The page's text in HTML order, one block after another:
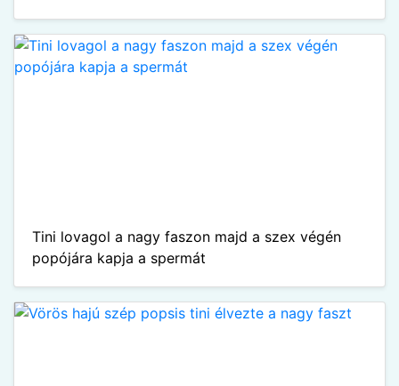
Tini lovagol a nagy faszon majd a szex végén
popójára kapja a spermát